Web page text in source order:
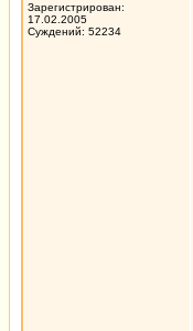
Зарегистрирован:
17.02.2005
Суждений: 52234